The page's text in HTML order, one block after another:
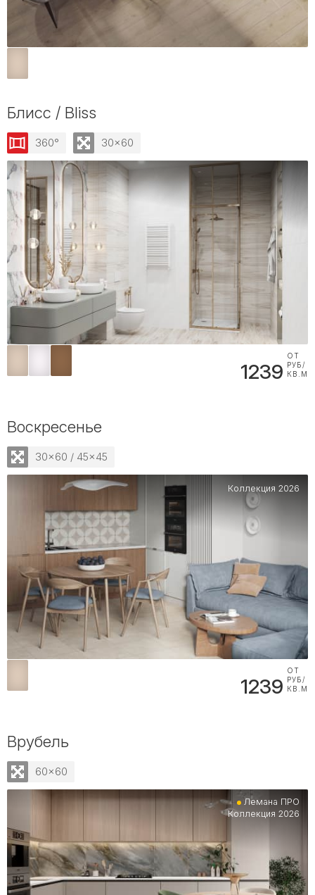
Блисс / Bliss
360° 30x60
1239
ОТ
РУБ/
КВ.М
Воскресенье
30x60 / 45x45
Коллекция 2026
1239
ОТ
РУБ/
КВ.М
Врубель
60x60
Лемана ПРО
Коллекция 2026